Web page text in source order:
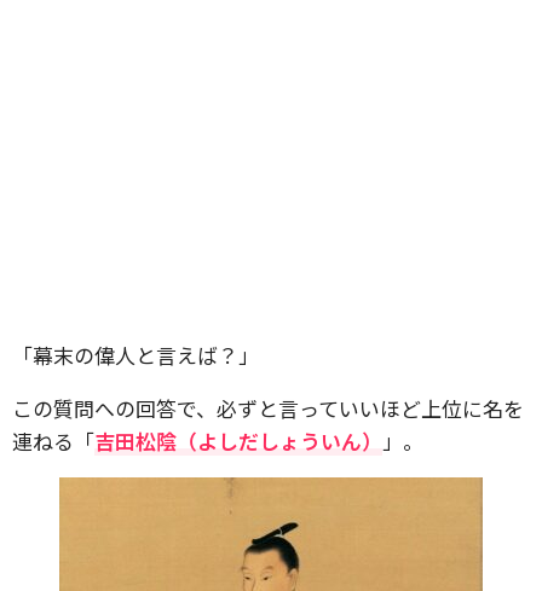
「幕末の偉人と言えば？」
この質問への回答で、必ずと言っていいほど上位に名を
連ねる「吉田松陰（よしだしょういん） 」。